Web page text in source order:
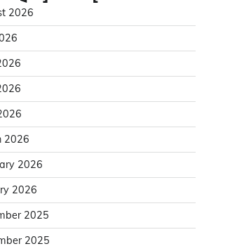
2026
2026
2026
2026
2025
2025